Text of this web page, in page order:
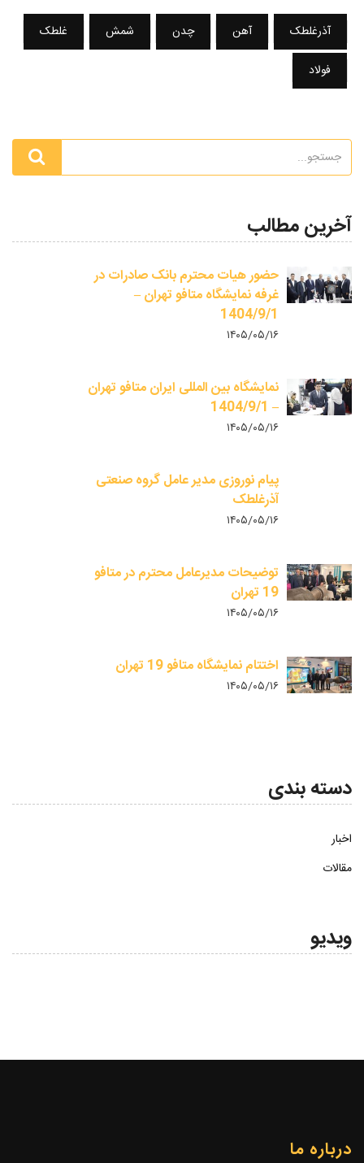
آذرغلطک آهن چدن شمش
غلطک
فولاد
آخرین مطالب
حضور هیات محترم بانک صادرات در
غرفه نمایشگاه متافو تهران –
1404/9/1
۱۴۰۵/۰۵/۱۶
نمایشگاه بین المللی ایران متافو تهران
– 1404/9/1
۱۴۰۵/۰۵/۱۶
پیام نوروزی مدیر عامل گروه صنعتی
آذرغلطک
۱۴۰۵/۰۵/۱۶
توضیحات مدیرعامل محترم در متافو
19 تهران
۱۴۰۵/۰۵/۱۶
اختتام نمایشگاه متافو 19 تهران
۱۴۰۵/۰۵/۱۶
دسته بندی
اخبار
مقالات
ویدیو
درباره ما